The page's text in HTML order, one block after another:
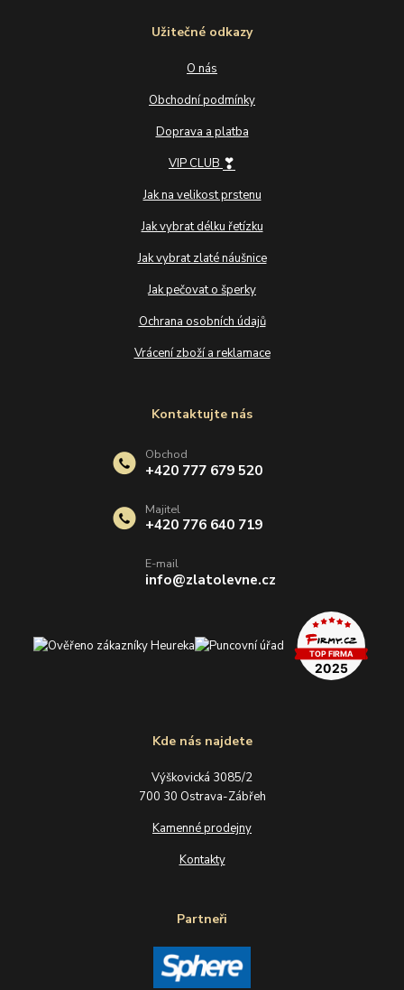
Užitečné odkazy
O nás
Obchodní podmínky
Doprava a platba
VIP CLUB ❣
Jak na velikost prstenu
Jak vybrat délku řetízku
Jak vybrat zlaté náušnice
Jak pečovat o šperky
Ochrana osobních údajů
Vrácení zboží a reklamace
Kde nás najdete
Výškovická 3085/2
700 30 Ostrava-Zábřeh
Kamenné prodejny
Kontakty
Partneři
Kontaktujte nás
Obchod
+420 777 679 520
Majitel
+420 776 640 719
E-mail
info@zlatolevne.cz